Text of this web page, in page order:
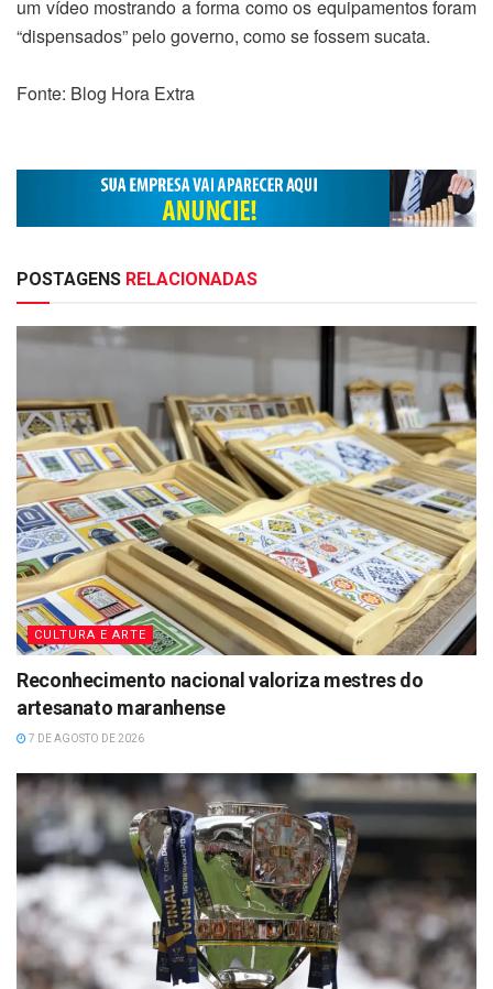
um vídeo mostrando a forma como os equipamentos foram
“dispensados” pelo governo, como se fossem sucata.
Fonte: Blog Hora Extra
POSTAGENS RELACIONADAS
CULTURA E ARTE
Reconhecimento nacional valoriza mestres do
artesanato maranhense
7 DE AGOSTO DE 2026